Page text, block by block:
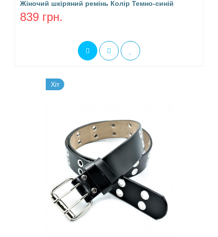
Жіночий шкіряний ремінь Колір Темно-синій
839 грн.
Хіт